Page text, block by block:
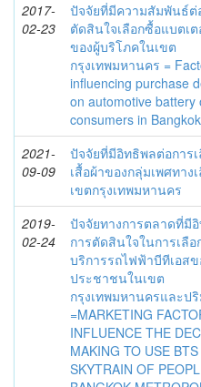
2017-
02-23
ปัจจัยที่มีความสัมพันธ์ต่
ตัดสินใจเลือกซื้อแบตเ
ของผู้บริโภคในเขต
กรุงเทพมหานคร =
influencing purchase
on automotive battery
consumers in
2021-
09-09
ปัจจัยที่มีอิทธิพลต่อการ
เสื้อผ้าของกลุ่มเพศทาง
เขตกรุงเทพมหานคร
2019-
02-24
ปัจจัยทางการตลาดที่มี
การตัดสินใจในการเลือ
บริการรถไฟฟ้าบีทีเอสข
ประชาชนในเขต
กรุงเทพมหานครและ
=MARKETING
INFLUENCE THE
MAKING TO USE BTS
SKYTRAIN OF